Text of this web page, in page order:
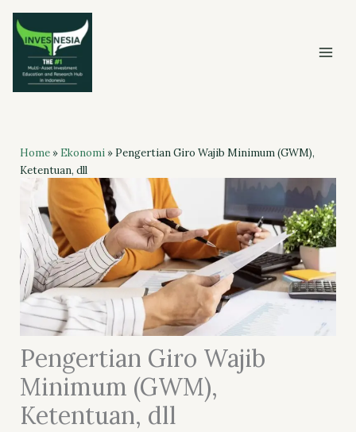
Skip
content
Home» Ekonomi» Pengertian Giro Wajib Minimum (GWM),
Ketentuan, dll
Pengertian Giro Wajib
Minimum (GWM),
Ketentuan, dll